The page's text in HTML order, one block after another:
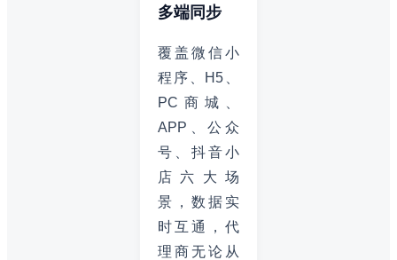
多端同步
覆盖微信小
程序、H5、
PC商城、
APP、公众
号、抖音小
店六大场
景，数据实
时互通，代
理商无论从